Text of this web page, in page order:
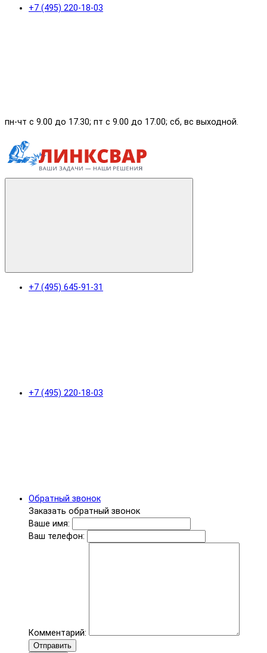
+7 (495) 220-18-03
пн-чт с 9.00 до 17.30; пт с 9.00 до 17.00; сб, вс выходной.
+7 (495) 645-91-31
+7 (495) 220-18-03
Обратный звонок
Заказать обратный звонок
Ваше имя:
Ваш телефон:
Комментарий:
Отправить